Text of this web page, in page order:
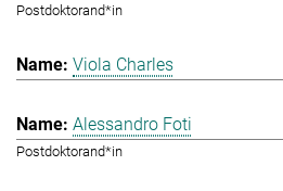
Postdoktorand*in
Viola Charles
Alessandro Foti
Postdoktorand*in